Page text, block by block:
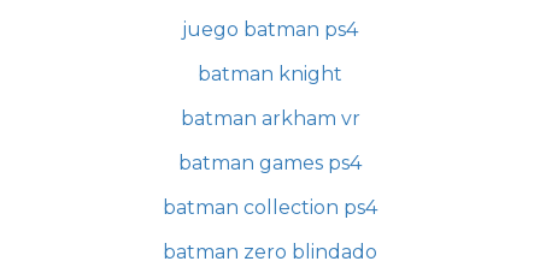
juego batman ps4
batman knight
batman arkham vr
batman games ps4
batman collection ps4
batman zero blindado